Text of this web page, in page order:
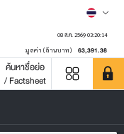
08 ส.ค. 2569 03:20:14
มูลค่า (ล้านบาท) 63,391.38
ค้นหาชื่อย่อ
/ Factsheet